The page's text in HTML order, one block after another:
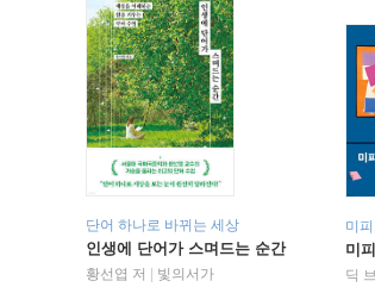
단어 하나로 바뀌는 세상
인생에 단어가 스며드는 순간
황선엽 저
빛의서가
미
미
딕